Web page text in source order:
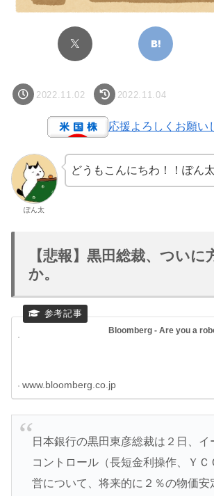
2022.11.02 2022.11.04
応援よろしくお願い
ぽん太
どうもこんにちわ！！ぽん太
【悲報】黒田総裁、ついに
か。
Bloomberg - Are you a
www.bloomberg.co.jp
日本銀行の黒田東彦総裁は２日、イ
コントロール（長短金利操作、ＹＣ
営について、将来的に２％の物価安